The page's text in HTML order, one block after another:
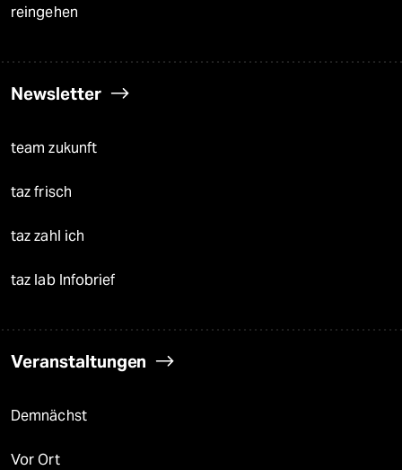
reingehen
Newsletter
team zukunft
taz frisch
taz zahl ich
taz lab Infobrief
Veranstaltungen
Demnächst
Vor Ort